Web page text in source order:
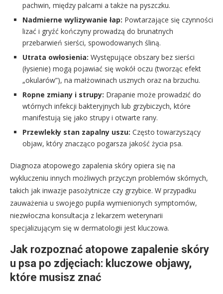
pachwin, między palcami a także na pyszczku.
Nadmierne wylizywanie łap: Powtarzające się czynności
lizać i gryźć kończyny prowadzą do brunatnych
przebarwień sierści, spowodowanych śliną.
Utrata owłosienia: Występujące obszary bez sierści
(łysienie) mogą pojawiać się wokół oczu (tworząc efekt
„okularów”), na małżowinach usznych oraz na brzuchu.
Ropne zmiany i strupy: Drapanie może prowadzić do
wtórnych infekcji bakteryjnych lub grzybiczych, które
manifestują się jako strupy i otwarte rany.
Przewlekły stan zapalny uszu: Często towarzyszący
objaw, który znacząco pogarsza jakość życia psa.
Diagnoza atopowego zapalenia skóry opiera się na
wykluczeniu innych możliwych przyczyn problemów skórnych,
takich jak inwazje pasożytnicze czy grzybice. W przypadku
zauważenia u swojego pupila wymienionych symptomów,
niezwłoczna konsultacja z lekarzem weterynarii
specjalizującym się w dermatologii jest kluczowa.
Jak rozpoznać atopowe zapalenie skóry
u psa po zdjęciach: kluczowe objawy,
które musisz znać